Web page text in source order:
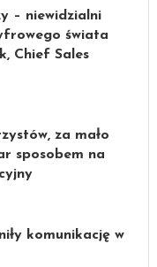
– niewidzialni
świata
Chief Sales
za mało
sposobem na
komunikację w